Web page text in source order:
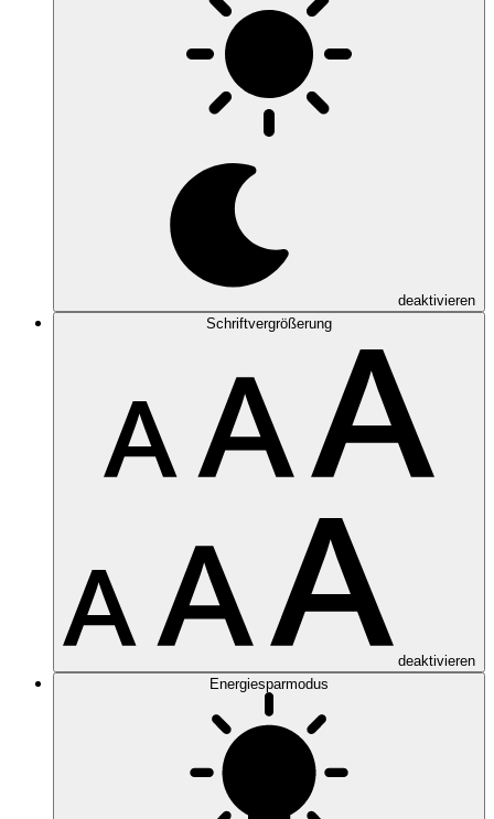
deaktivieren
Schriftvergrößerung
deaktivieren
Energiesparmodus